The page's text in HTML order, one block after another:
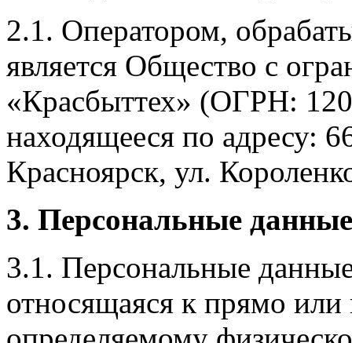
2.1. Оператором,
является Общество с
«Красбыттех» (ОГРН:
находящееся по адресу:
Красноярск, ул.
3. Персональные
3.1. Персональные
относящаяся к прямо